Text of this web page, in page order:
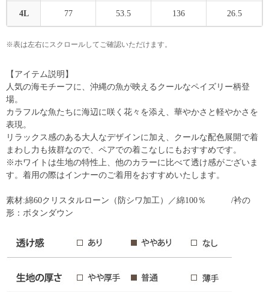
4L 77 53.5 136 26.5
※表は左右にスクロールしてご確認いただけます。
【アイテム説明】
人気の海モチーフに、沖縄の魚が映えるクールなペイズリー柄登
場。
カラフルな魚たちに海辺に咲く花々を添え、華やかさと軽やかさを
表現。
リラックス感のある大人なデザインに加え、クールな配色展開で着
まわし力も抜群なので、ペアでの着こなしにもおすすめです。
※ホワイトは生地の特性上、他のカラーに比べて透け感がございま
す。着用の際はインナーのご着用をおすすめいたします。
素材:綿60クリスタルローン（防シワ加工）／綿100％ /衿の
形：ボタンダウン